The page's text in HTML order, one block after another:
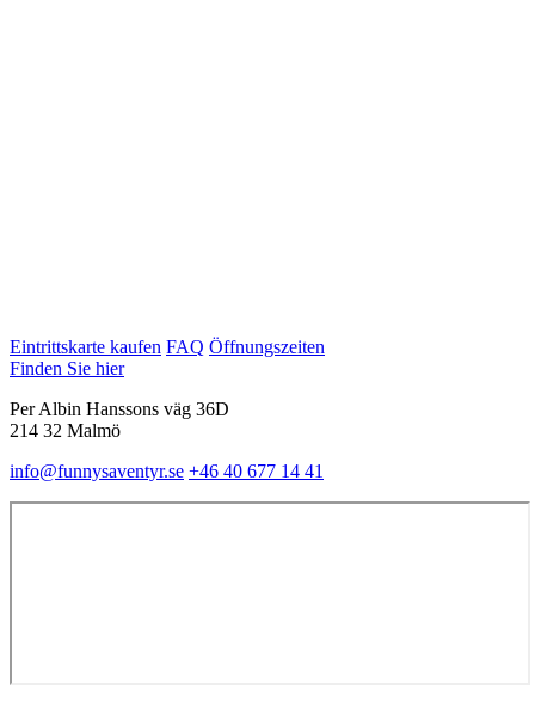
Eintrittskarte kaufen FAQ Öffnungszeiten
Finden Sie hier
Per Albin Hanssons väg 36D
214 32 Malmö
info@funnysaventyr.se +46 40 677 14 41